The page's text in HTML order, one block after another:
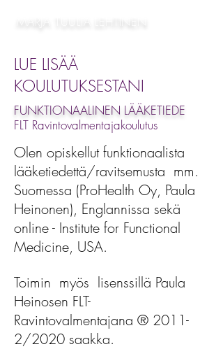
MARJA TUULIA LEHTINEN
LUE LISÄÄ
KOULUTUKSESTANI
FUNKTIONAALINEN LÄÄKETIEDE
FLT Ravintovalmentajakoulutus
Olen opiskellut funktionaalista
lääketiedettä/ravitsemusta mm.
Suomessa (ProHealth Oy, Paula
Heinonen), Englannissa sekä
online - Institute for Functional
Medicine, USA.
Toimin myös lisenssillä Paula
Heinosen FLT-
Ravintovalmentajana ® 2011-
2/2020 saakka.